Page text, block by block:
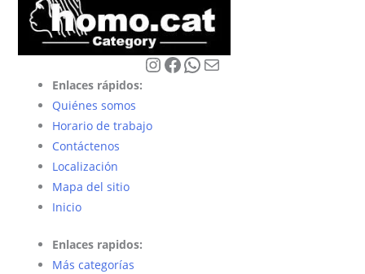
Instagram
Facebook
WhatsApp
Correo electrónico
Enlaces rápidos:
Quiénes somos
Horario de trabajo
Contáctenos
Localización
Mapa del sitio
Inicio
Enlaces rapidos:
Más categorías